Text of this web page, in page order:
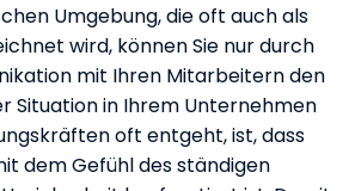
Umgebung, die oft auch als
wird, können Sie nur durch
mit Ihren Mitarbeitern den
Situation in Ihrem Unternehmen
oft entgeht, ist, dass
dem Gefühl des ständigen